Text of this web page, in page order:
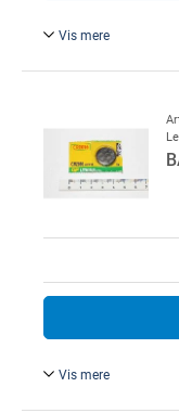
Vis mere
Vis mere